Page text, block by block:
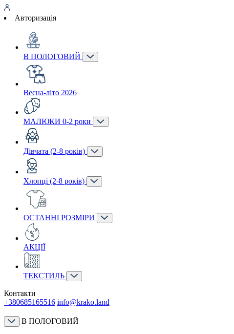
Авторизація
В ПОЛОГОВИЙ
Весна-літо 2026
МАЛЮКИ 0-2 роки
Дівчата (2-8 років)
Хлопці (2-8 років)
ОСТАННІ РОЗМІРИ
АКЦІЇ
ТЕКСТИЛЬ
Контакти
+380685165516 info@krako.land
В ПОЛОГОВИЙ